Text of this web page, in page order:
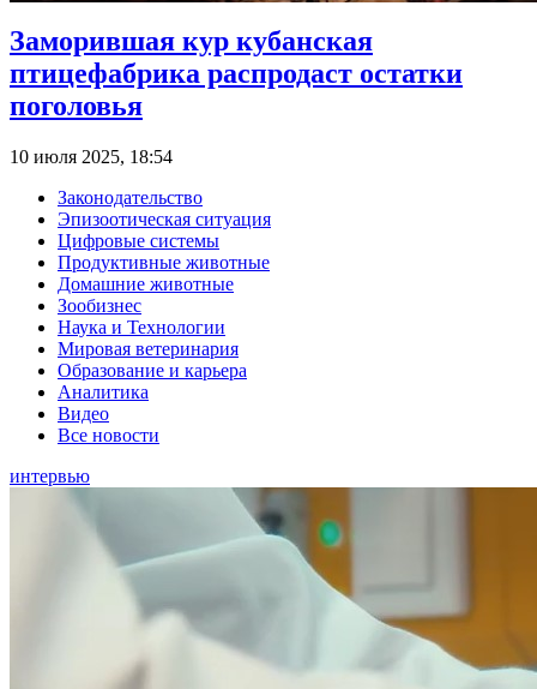
Заморившая кур кубанская
птицефабрика распродаст остатки
поголовья
10 июля 2025, 18:54
Законодательство
Эпизоотическая ситуация
Цифровые системы
Продуктивные животные
Домашние животные
Зообизнес
Наука и Технологии
Мировая ветеринария
Образование и карьера
Аналитика
Видео
Все новости
интервью